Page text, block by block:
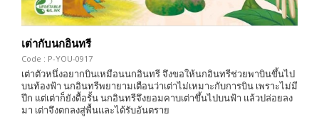
เต่ากับนกอินทรี
Code : P-YOU-0917
เต่าตัวหนึ่งอยากบินเหมือนนกอินทรี จึงขอให้นกอินทรีช่วยพาบินขึ้นไป
บนท้องฟ้า นกอินทรีพยายามเตือนว่าเต่าไม่เหมาะกับการบิน เพราะไม่มี
ปีก แต่เต่าก็ยังดื้อรั้น นกอินทรีจึงยอมคาบเต่าขึ้นไปบนฟ้า แล้วปล่อยลง
มา เต่าจึงตกลงสู่พื้นและได้รับอันตราย